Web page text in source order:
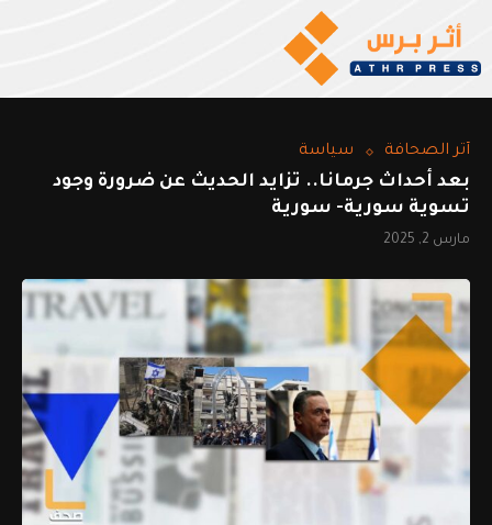
أثر الصحافة سياسة
بعد أحداث جرمانا.. تزايد الحديث عن ضرورة وجود
تسوية سورية- سورية
مارس 2, 2025